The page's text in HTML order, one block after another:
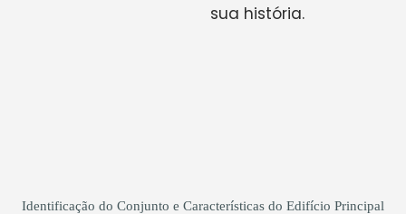
sua história.
Identificação do Conjunto e Características do Edifício Principal